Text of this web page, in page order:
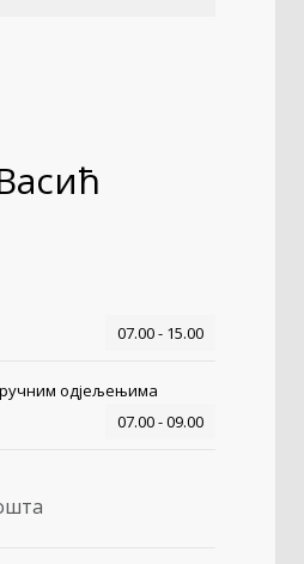
07.00 - 15.00
одјељењима
07.00 - 09.00